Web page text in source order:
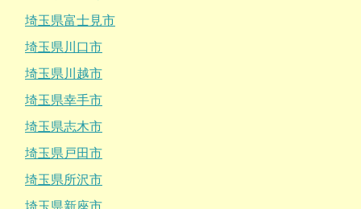
埼玉県富士見市
埼玉県川口市
埼玉県川越市
埼玉県幸手市
埼玉県志木市
埼玉県戸田市
埼玉県所沢市
埼玉県新座市